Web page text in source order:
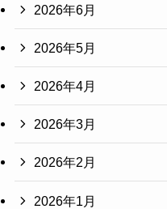
2026年6月
2026年5月
2026年4月
2026年3月
2026年2月
2026年1月